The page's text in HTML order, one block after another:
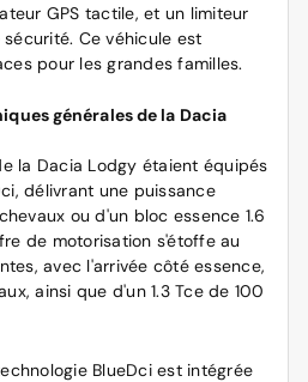
GPS tactile, et un limiteur
Ce véhicule est
pour les grandes familles.
générales de la Dacia
la Dacia Lodgy étaient équipés
délivrant une puissance
ou d'un bloc essence 1.6
de motorisation s'étoffe au
avec l'arrivée côté essence,
ainsi que d'un 1.3 Tce de 100
BlueDci est intégrée